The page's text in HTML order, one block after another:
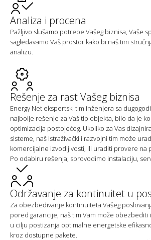
Analiza i procena
Pažljivo slušamo potrebe Vašeg biznisa, Vaše
sagledavamo Vaš prostor kako bi naš tim
analizu.
Rešenje za rast Vašeg biznisa
Energy Net ekspertski tim inženjera sa
najbolje rešenje za Vaš tip objekta, bilo da je
optimizacija postojećeg. Ukoliko za Vas
sisteme, naš istraživački i razvojni tim može
komercijalne izvodljivosti, ili uraditi provere na
Po odabiru rešenja, sprovodimo instalaciju,
Održavanje za kontinuitet u
Za obezbeđivanje kontinuiteta Vašeg
pored garancije, naš tim Vam može obezbediti
u cilju postizanja optimalne energetske
kroz dostupne pakete.